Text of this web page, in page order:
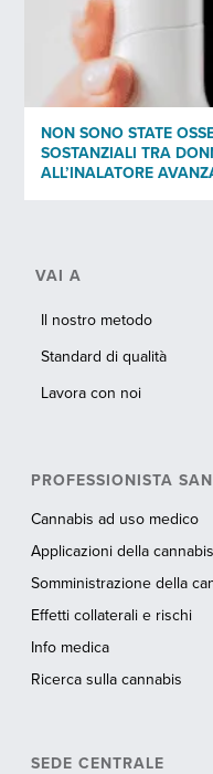
NON SONO STATE
SOSTANZIALI TRA
ALL’INALATORE
VAI A
Il nostro metodo
Standard di qualità
Lavora con noi
PROFESSIONISTA
Cannabis ad uso medico
Applicazioni della
Somministrazione della
Effetti collaterali e rischi
Info medica
Ricerca sulla cannabis
SEDE CENTRALE